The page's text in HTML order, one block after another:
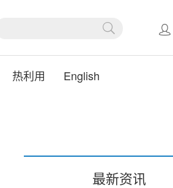
热利用 English
最新资讯